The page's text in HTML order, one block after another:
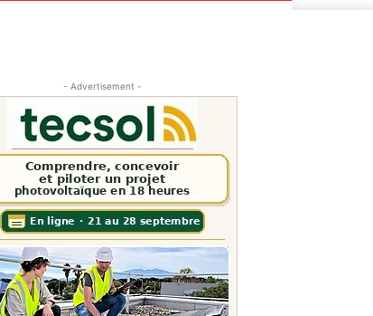
- Advertisement -